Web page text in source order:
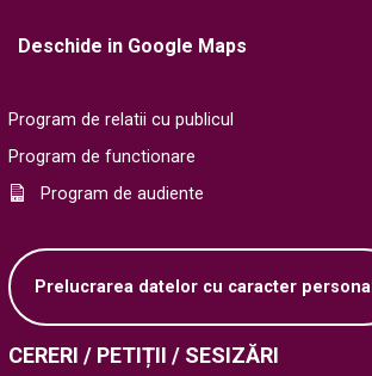
Deschide in Google Maps
Program de relatii cu publicul
Program de functionare
Program de audiente
Prelucrarea datelor cu caracter personal
CERERI / PETIȚII / SESIZĂRI